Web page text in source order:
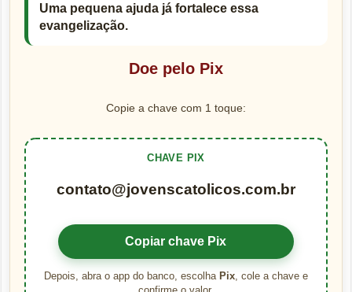
Uma pequena ajuda já fortalece essa
evangelização.
Doe pelo Pix
Copie a chave com 1 toque:
CHAVE PIX
contato@jovenscatolicos.com.br
Copiar chave Pix
Depois, abra o app do banco, escolha Pix, cole a chave e